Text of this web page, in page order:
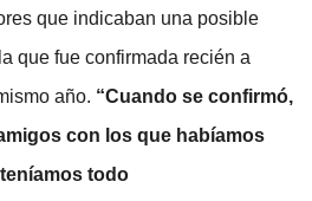
que indicaban una posible
que fue confirmada recién a
año. “Cuando se confirmó,
con los que habíamos
todo